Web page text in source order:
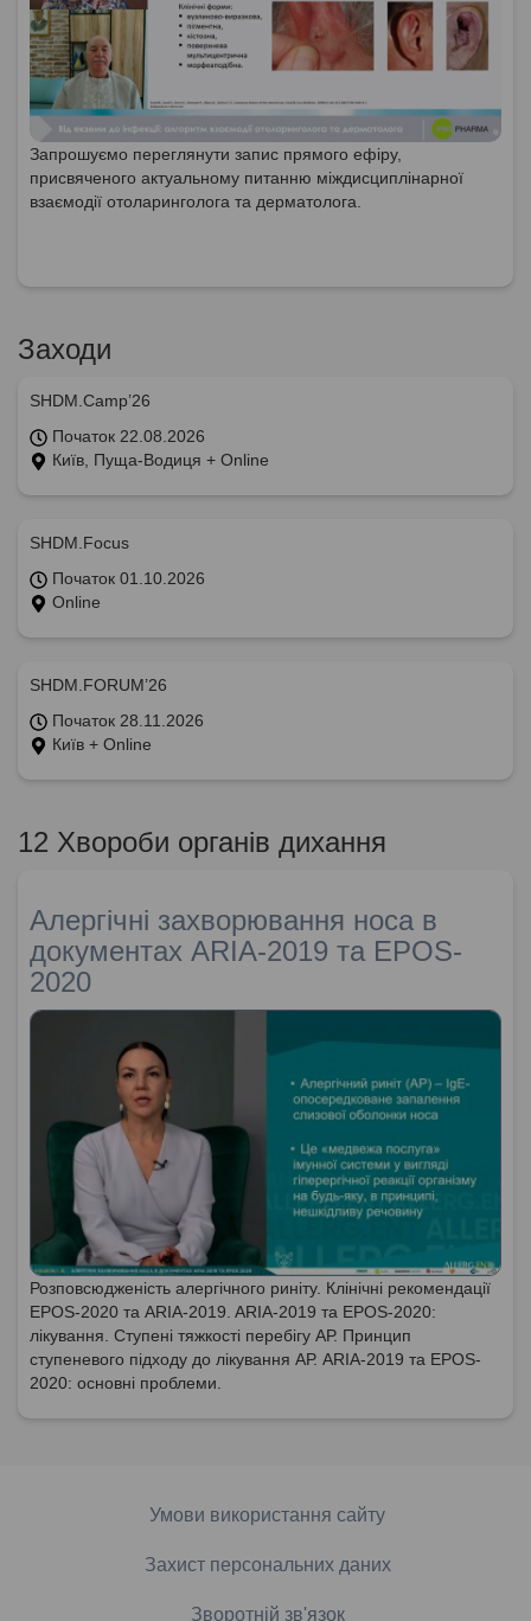
Запрошуємо переглянути запис прямого ефіру,
присвяченого актуальному питанню міждисциплінарної
взаємодії отоларинголога та дерматолога.
Заходи
SHDM.Camp’26
Початок 22.08.2026
Київ, Пуща-Водиця + Online
SHDM.Focus
Початок 01.10.2026
Online
SHDM.FORUM’26
Початок 28.11.2026
Київ + Online
12 Хвороби органів дихання
Алергічні захворювання носа в
документах ARIA-2019 та EPOS-
2020
Розповсюдженість алергічного риніту. Клінічні рекомендації
EPOS-2020 та ARIA-2019. ARIA-2019 та EPOS-2020:
лікування. Ступені тяжкості перебігу АР. Принцип
ступеневого підходу до лікування АР. ARIA-2019 та EPOS-
2020: основні проблеми.
Умови використання сайту
Захист персональних даних
Зворотній зв'язок